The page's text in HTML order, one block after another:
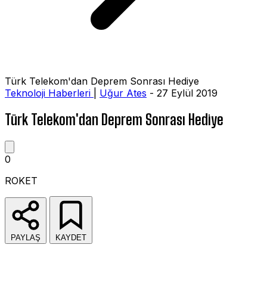
Türk Telekom'dan Deprem Sonrası Hediye
Teknoloji Haberleri
Uğur Ates - 27 Eylül 2019
Türk Telekom'dan Deprem Sonrası Hediye
0
ROKET
PAYLAŞ KAYDET